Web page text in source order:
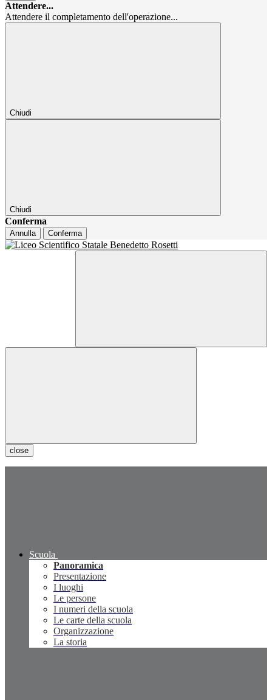
Attendere...
Attendere il completamento dell'operazione...
Chiudi
Chiudi
Conferma
Annulla Conferma
close
Scuola
Panoramica
Presentazione
I luoghi
Le persone
I numeri della scuola
Le carte della scuola
Organizzazione
La storia